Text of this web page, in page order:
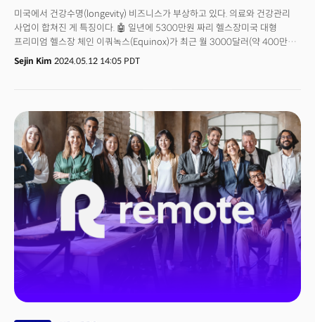
미국에서 건강수명(longevity) 비즈니스가 부상하고 있다. 의료와 건강관리
사업이 합쳐진 게 특징이다. 🤖 일년에 5300만원 짜리 헬스장미국 대형
프리미엄 헬스장 체인 이쿼녹스(Equinox)가 최근 월 3000달러(약 400만원)
에 달하는 고가 멤버십 ‘맞춤형 이쿼녹스(Optimize by Equinox)’을 출시했다.
헬스장 이용료는 포함되지 않아 둘을 합치면 이용료가 연 4만달러(약
미국 뉴욕시와 텍사스주 하이랜드파크 지역에서 시작, 향후 확대한다는
방침이다. 두 지역 모두 구매력이 높은 소비자가 많은 지역이다. 🔥
400만원짜리 헬스장 멤버십, 대체 뭐가 있나? 멤버십은 실험실 테스트
스타트업인 펑션 헬스(Function Health)가 제공하는 테스트로 시작한다.
펑션 헬스 테스트는 면역, 암, 갑상선, 여성 및 남성 호르몬, 신진대사, 간, 심장,
신장, 알츠하이머, 알레르기 등 주요 생물학적 기능 100종이상을 테스트하고
추이를 추적하는 테스트다. 펑션헬스에서 별도 테스트 시 연 499달러다.
테스트 후 이쿼녹스는 결과지를 바탕으로 최대산소섭취량(VO2MAX), 근력,
운동 범위 등 자체 운동 테스트를 1년에 2회 실시한다. 이후 컨시어지는
테스트와 데이터를 종합해 맞춤형 계획을 만들고, 각 회원에겐 전담 헬스
트레이너, 영양상담사, 수면상담, 마사지치료사가 배정되는 구조다. 헬스
트레이닝 세션 주 3회 60분, 수면상담은 월 2회 30분, 마사지 치료 월1회 등
Sejin Kim 2024.05.12 14:05 PDT